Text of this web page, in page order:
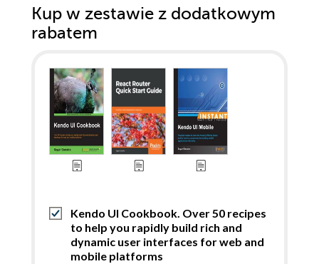
Kup w zestawie z dodatkowym
rabatem
Kendo UI Cookbook. Over 50 recipes
to help you rapidly build rich and
dynamic user interfaces for web and
mobile platforms